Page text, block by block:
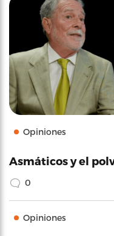
Opiniones
Asmáticos y el
0
Opiniones